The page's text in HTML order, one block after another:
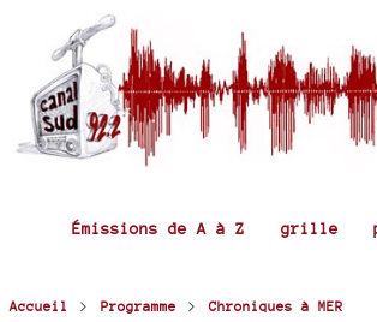
Émissions de A à Z grille
Accueil > Programme > Chroniques à MER